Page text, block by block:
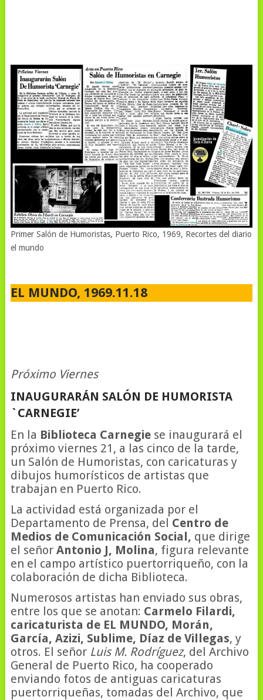
Primer Salón de Humoristas, Puerto Rico, 1969, Recortes del diario
el mundo
EL MUNDO, 1969.11.18
Próximo Viernes
INAUGURARÁN SALÓN DE HUMORISTA
`CARNEGIE’
En la Biblioteca Carnegiese inaugurará el
próximo viernes 21, a las cinco de la tarde,
un Salón de Humoristas, con caricaturas y
dibujos humorísticos de artistas que
trabajan en Puerto Rico.
La actividad está organizada por el
Departamento de Prensa, del Centro de
Medios de Comunicación Social, que dirige
el señor Antonio J, Molina, figura relevante
en el campo artístico puertorriqueño, con la
colaboración de dicha Biblioteca.
Numerosos artistas han enviado sus obras,
entre los que se anotan: Carmelo Filardi,
caricaturista de EL MUNDO, Morán,
García, Azizi, Sublime, Díaz de Villegas, y
otros. El señor Luis M. Rodríguez, del Archivo
General de Puerto Rico, ha cooperado
enviando fotos de antiguas caricaturas
puertorriqueñas, tomadas del Archivo, que